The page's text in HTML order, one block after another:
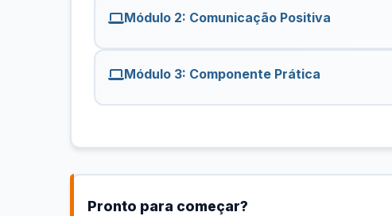
Módulo 2: Comunicação Positiva
Módulo 3: Componente Prática
Pronto para começar?